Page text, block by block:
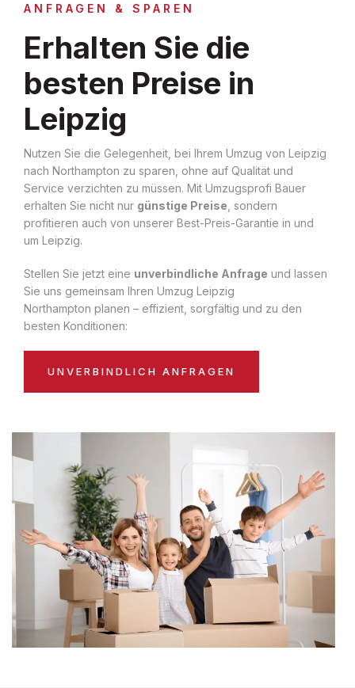
ANFRAGEN & SPAREN
Erhalten Sie die
besten Preise in
Leipzig
Nutzen Sie die Gelegenheit, bei Ihrem Umzug von Leipzig
nach Northampton zu sparen, ohne auf Qualität und
Service verzichten zu müssen. Mit Umzugsprofi Bauer
erhalten Sie nicht nur günstige Preise , sondern
profitieren auch von unserer Best-Preis-Garantie in und
um Leipzig.
Stellen Sie jetzt eine unverbindliche Anfrage und lassen
Sie uns gemeinsam Ihren Umzug Leipzig
Northampton planen – effizient, sorgfältig und zu den
besten Konditionen:
UNVERBINDLICH ANFRAGEN